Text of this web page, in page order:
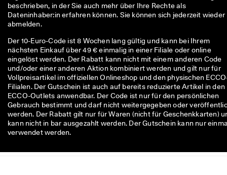
beschrieben, in der Sie auch mehr über Ihre Rechte als
Dateninhaber:in erfahren können. Sie können sich jederzeit wieder
abmelden.
Der 10-Euro-Code ist 8 Wochen lang gültig und kann bei Ihrem
nächsten Einkauf über 49 € einmalig in einer Filiale oder online
eingelöst werden. Der Rabatt kann nicht mit einem anderen Code
und/oder einer anderen Aktion kombiniert werden und gilt nur für
Vollpreisartikel im offiziellen Onlineshop und den physischen
Filialen. Der Gutschein ist auch auf bereits reduzierte Artikel in den
ECCO-Outlets anwendbar. Der Code ist nur für den persönlichen
Gebrauch bestimmt und darf nicht weitergegeben oder
werden. Der Rabatt gilt nur für Waren (nicht für Geschenkkarten)
kann nicht in bar ausgezahlt werden. Der Gutschein kann nur
verwendet werden.